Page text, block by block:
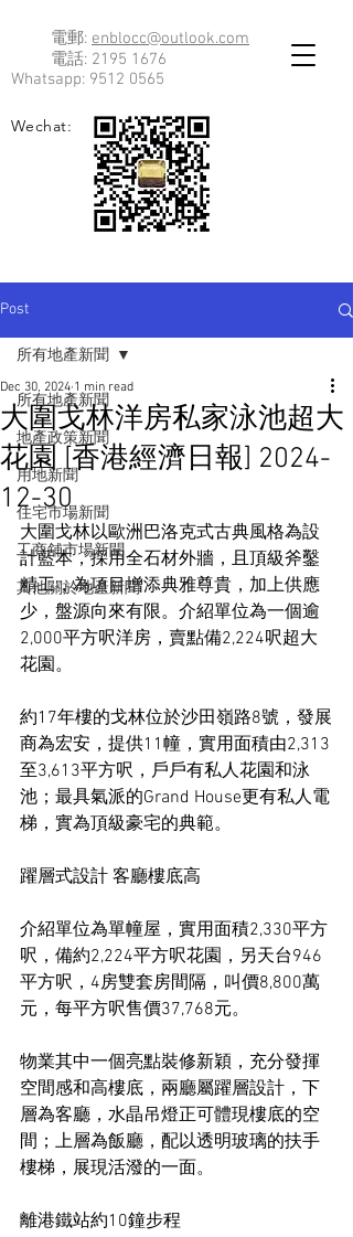
電郵: enblocc@outlook.com
電話: 2195 1676
Whatsapp: 9512 0565
Wechat:
Post
所有地產新聞
地產政策新聞
用地新聞
住宅市場新聞
工商舖市場新聞
其他關於地產新聞
所有地產新聞
大圍戈林洋房私家泳池超大
花園 [香港經濟日報] 2024-
12-30
Dec 30, 2024 1 min read
大圍戈林以歐洲巴洛克式古典風格為設
計藍本，採用全石材外牆，且頂級斧鑿
精工，為項目增添典雅尊貴，加上供應
少，盤源向來有限。介紹單位為一個逾
2,000平方呎洋房，賣點備2,224呎超大
花園。
約17年樓的戈林位於沙田嶺路8號，發展
商為宏安，提供11幢，實用面積由2,313
至3,613平方呎，戶戶有私人花園和泳
池；最具氣派的Grand House更有私人電
梯，實為頂級豪宅的典範。
躍層式設計 客廳樓底高
介紹單位為單幢屋，實用面積2,330平方
呎，備約2,224平方呎花園，另天台946
平方呎，4房雙套房間隔，叫價8,800萬
元，每平方呎售價37,768元。
物業其中一個亮點裝修新穎，充分發揮
空間感和高樓底，兩廳屬躍層設計，下
層為客廳，水晶吊燈正可體現樓底的空
間；上層為飯廳，配以透明玻璃的扶手
樓梯，展現活潑的一面。
離港鐵站約10鐘步程